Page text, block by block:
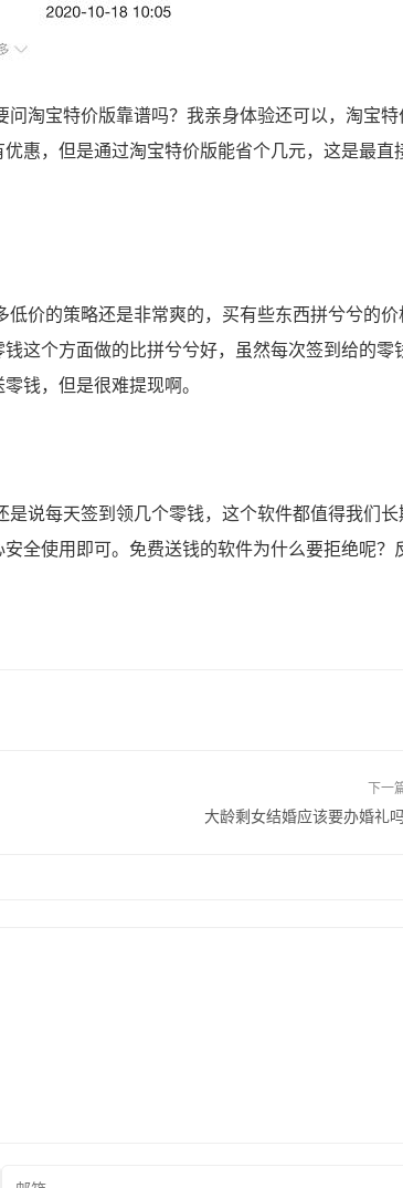
淘宝特价版靠谱吗？我亲身体验还可以，淘宝特
惠，但是通过淘宝特价版能省个几元，这是最直
价的策略还是非常爽的，买有些东西拼兮兮的价
这个方面做的比拼兮兮好，虽然每次签到给的零
钱，但是很难提现啊。
说每天签到领几个零钱，这个软件都值得我们长
全使用即可。免费送钱的软件为什么要拒绝呢？
下一
大龄剩女结婚应该要办婚礼